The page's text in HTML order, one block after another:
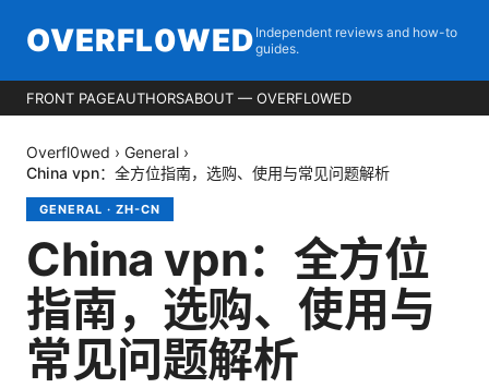
OVERFL0WED Independent reviews and how-to
guides.
FRONT PAGEAUTHORSABOUT — OVERFL0WED
Overfl0wed › General ›
China vpn：全方位指南，选购、使用与常见问题解析
GENERAL · ZH-CN
China vpn：全方位
指南，选购、使用与
常见问题解析